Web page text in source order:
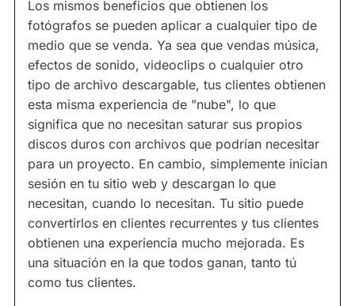
Los mismos beneficios que obtienen los
fotógrafos se pueden aplicar a cualquier tipo de
medio que se venda. Ya sea que vendas música,
efectos de sonido, videoclips o cualquier otro
tipo de archivo descargable, tus clientes obtienen
esta misma experiencia de "nube", lo que
significa que no necesitan saturar sus propios
discos duros con archivos que podrían necesitar
para un proyecto. En cambio, simplemente inician
sesión en tu sitio web y descargan lo que
necesitan, cuando lo necesitan. Tu sitio puede
convertirlos en clientes recurrentes y tus clientes
obtienen una experiencia mucho mejorada. Es
una situación en la que todos ganan, tanto tú
como tus clientes.